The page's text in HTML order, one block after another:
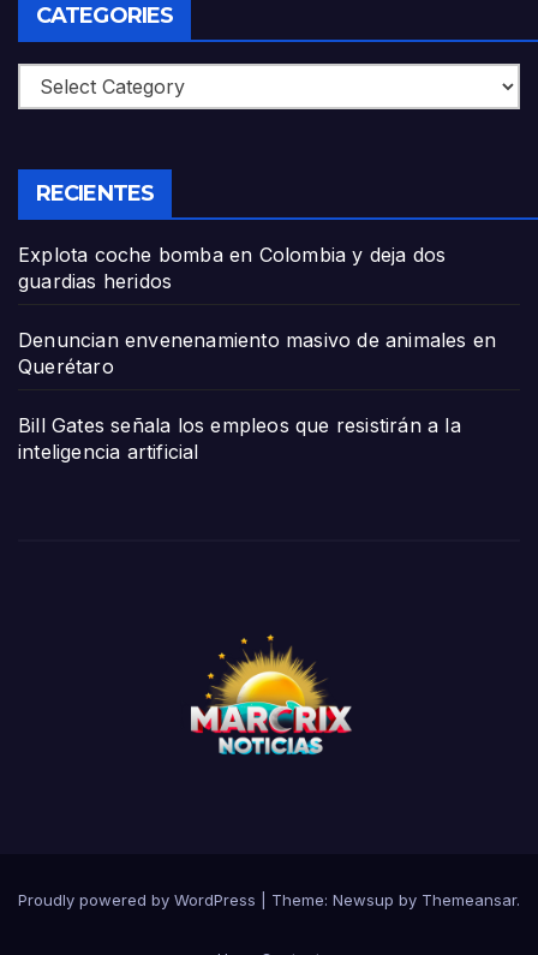
CATEGORIES
Categories
RECIENTES
Explota coche bomba en Colombia y deja dos
guardias heridos
Denuncian envenenamiento masivo de animales en
Querétaro
Bill Gates señala los empleos que resistirán a la
inteligencia artificial
Proudly powered by WordPress Theme: Newsup by Themeansar.